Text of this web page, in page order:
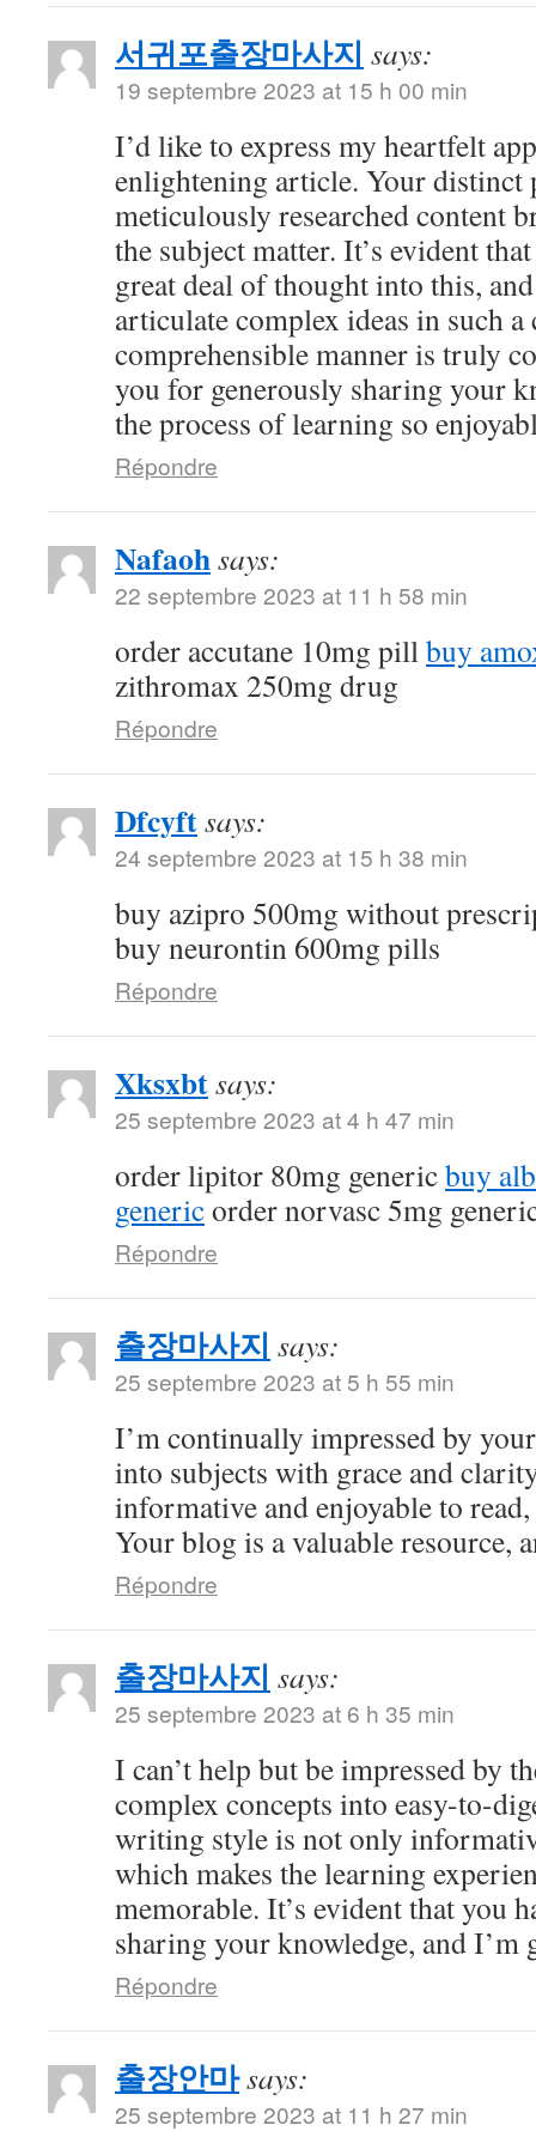
서귀포출장마사지 says:
19 septembre 2023 at 15 h 00 min
I’d like to express my heartfelt
enlightening article. Your distinct
meticulously researched content
the subject matter. It’s evident
great deal of thought into this,
articulate complex ideas in such a
comprehensible manner is truly
you for generously sharing your
the process of learning so
Répondre
Nafaohsays:
22 septembre 2023 at 11 h 58 min
order accutane 10mg pillbuy
zithromax 250mg drug
Répondre
Dfcyftsays:
24 septembre 2023 at 15 h 38 min
buy azipro 500mg without
buy neurontin 600mg pills
Répondre
Xksxbtsays:
25 septembre 2023 at 4 h 47 min
order lipitor 80mg genericbuy
genericorder norvasc 5mg
Répondre
출장마사지 says:
25 septembre 2023 at 5 h 55 min
I’m continually impressed by
into subjects with grace and
informative and enjoyable to
Your blog is a valuable resource,
Répondre
출장마사지 says:
25 septembre 2023 at 6 h 35 min
I can’t help but be impressed by
complex concepts into easy-to-
writing style is not only
which makes the learning
memorable. It’s evident that you
sharing your knowledge, and I’m
Répondre
출장안마says:
25 septembre 2023 at 11 h 27 min